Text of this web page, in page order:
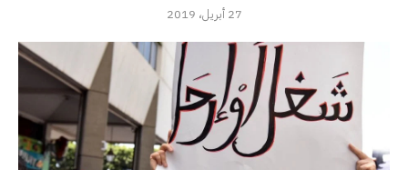
27 أبريل، 2019